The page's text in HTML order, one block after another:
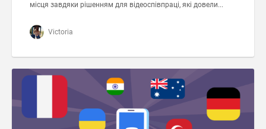
місця завдяки рішенням для відеоспівпраці, які довели...
Victoria